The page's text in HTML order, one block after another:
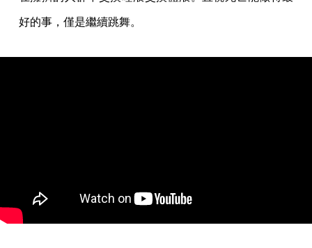
好的事，僅是繼續跳舞。